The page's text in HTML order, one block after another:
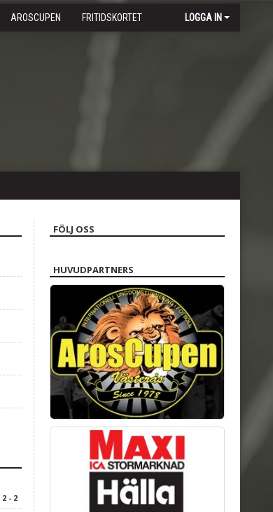
AROSCUPEN FRITIDSKORTET LOGGA IN
2 - 2
FÖLJ OSS
HUVUDPARTNERS